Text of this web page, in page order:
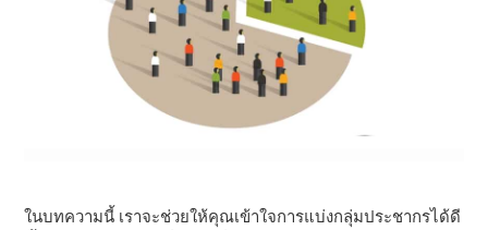
ในบทความนี้ เราจะช่วยให้คุณเข้าใจการแบ่งกลุ่มประชากรได้ดี